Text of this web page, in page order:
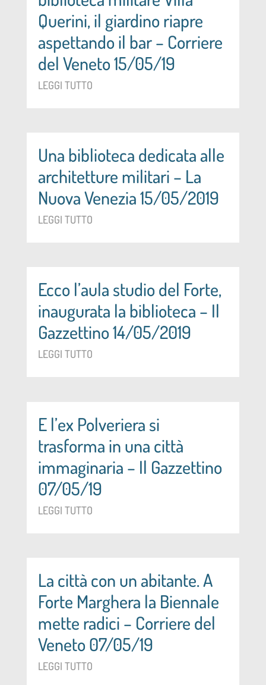
Querini, il giardino riapre
aspettando il bar – Corriere
del Veneto 15/05/19
LEGGI TUTTO
Una biblioteca dedicata alle
architetture militari – La
Nuova Venezia 15/05/2019
LEGGI TUTTO
Ecco l’aula studio del Forte,
inaugurata la biblioteca – Il
Gazzettino 14/05/2019
LEGGI TUTTO
E l’ex Polveriera si
trasforma in una città
immaginaria – Il Gazzettino
07/05/19
LEGGI TUTTO
La città con un abitante. A
Forte Marghera la Biennale
mette radici – Corriere del
Veneto 07/05/19
LEGGI TUTTO